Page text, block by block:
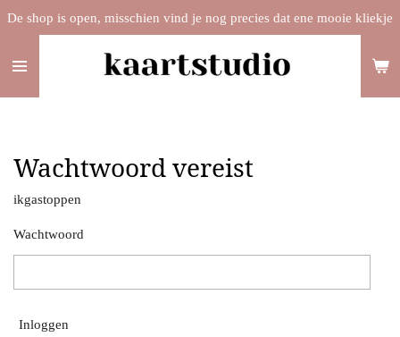
Ga
direct
naar
De shop is open, misschien vind je nog precies dat ene mooie kliekje
Wachtwoord vereist
ikgastoppen
Wachtwoord
Inloggen